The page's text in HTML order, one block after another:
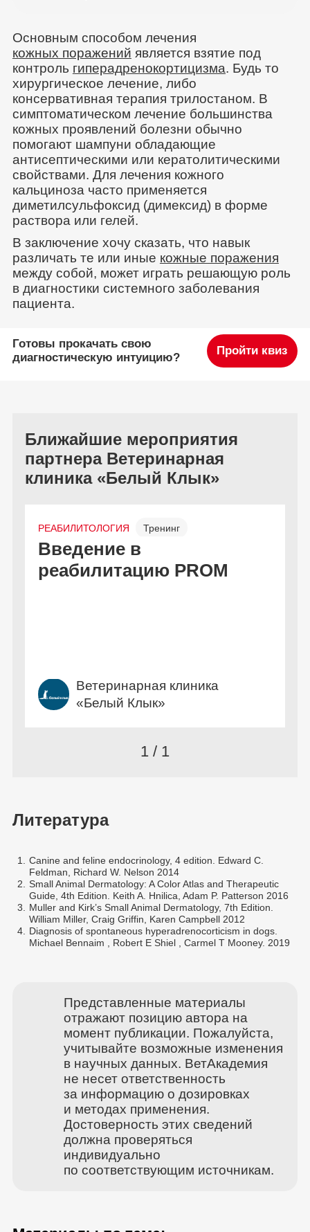
Основным способом лечения
кожных поражений является взятие под
контроль гиперадренокортицизма. Будь то
хирургическое лечение, либо
консервативная терапия трилостаном. В
симптоматическом лечение большинства
кожных проявлений болезни обычно
помогают шампуни обладающие
антисептическими или кератолитическими
свойствами. Для лечения кожного
кальциноза часто применяется
диметилсульфоксид (димексид) в форме
раствора или гелей.
В заключение хочу сказать, что навык
различать те или иные кожные поражения
между собой, может играть решающую роль
в диагностики системного заболевания
пациента.
Готовы прокачать свою
диагностическую интуицию?
Пройти квиз
Ближайшие мероприятия
партнера Ветеринарная
клиника «Белый Клык»
РЕАБИЛИТОЛОГИЯ Тренинг
Офлайн Бесплатно
Введение в
реабилитацию PROM
Ветеринарная клиника
«Белый Клык»
1 / 1
Литература
1.
Canine and feline endocrinology, 4 edition. Edward C.
Feldman, Richard W. Nelson 2014
2.
Small Animal Dermatology: A Color Atlas and Therapeutic
Guide, 4th Edition. Keith A. Hnilica, Adam P. Patterson 2016
3.
Muller and Kirk’s Small Animal Dermatology, 7th Edition.
William Miller, Craig Griffin, Karen Campbell 2012
4.
Diagnosis of spontaneous hyperadrenocorticism in dogs.
Michael Bennaim , Robert E Shiel , Carmel T Mooney. 2019
Представленные материалы
отражают позицию автора на
момент публикации. Пожалуйста,
учитывайте возможные изменения
в научных данных. ВетАкадемия
не несет ответственность
за информацию о дозировках
и методах применения.
Достоверность этих сведений
должна проверяться
индивидуально
по соответствующим источникам.